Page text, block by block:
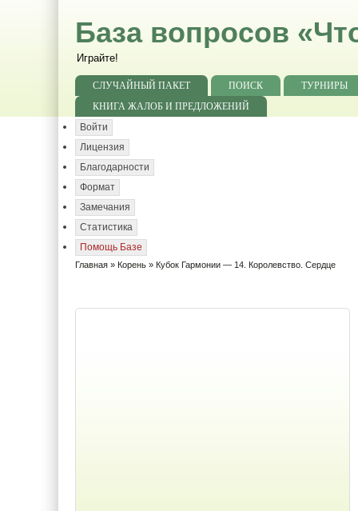
База вопросов
Играйте!
СЛУЧАЙНЫЙ ПАКЕТ ПОИСК
ТУРНИРЫ
КНИГА ЖАЛОБ И ПРЕДЛОЖЕНИЙ
Войти
Лицензия
Благодарности
Формат
Замечания
Статистика
Помощь Базе
Главная » Корень » Кубок Гармонии — 14. Королевство. Сердце